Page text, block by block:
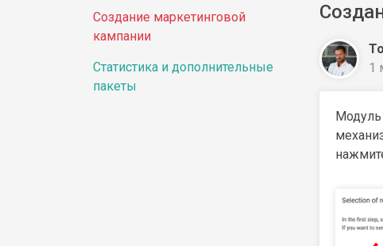
Создание маркетинговой
кампании
Статистика и дополнительные
пакеты
1